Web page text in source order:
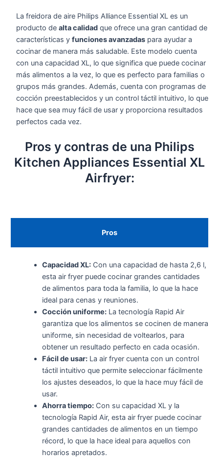
La freidora de aire Philips Alliance Essential XL es un
producto de alta calidadque ofrece una gran cantidad de
características y funciones avanzadaspara ayudar a
cocinar de manera más saludable. Este modelo cuenta
con una capacidad XL, lo que significa que puede cocinar
más alimentos a la vez, lo que es perfecto para familias o
grupos más grandes. Además, cuenta con programas de
cocción preestablecidos y un control táctil intuitivo, lo que
hace que sea muy fácil de usar y proporciona resultados
perfectos cada vez.
Pros y contras de una Philips
Kitchen Appliances Essential XL
Airfryer:
Pros
Capacidad XL:Con una capacidad de hasta 2,6 l,
esta air fryer puede cocinar grandes cantidades
de alimentos para toda la familia, lo que la hace
ideal para cenas y reuniones.
Cocción uniforme:La tecnología Rapid Air
garantiza que los alimentos se cocinen de manera
uniforme, sin necesidad de voltearlos, para
obtener un resultado perfecto en cada ocasión.
Fácil de usar:La air fryer cuenta con un control
táctil intuitivo que permite seleccionar fácilmente
los ajustes deseados, lo que la hace muy fácil de
usar.
Ahorra tiempo:Con su capacidad XL y la
tecnología Rapid Air, esta air fryer puede cocinar
grandes cantidades de alimentos en un tiempo
récord, lo que la hace ideal para aquellos con
horarios apretados.